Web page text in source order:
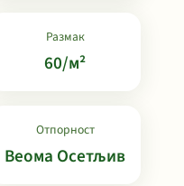
Размак
60/м²
Отпорност
Веома Осетљив